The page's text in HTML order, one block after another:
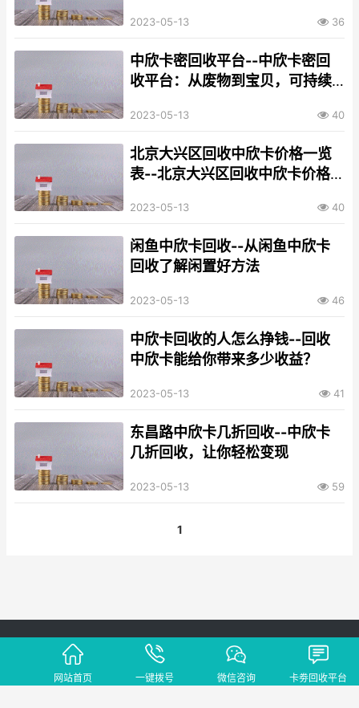
2023-05-13 36
中欣卡密回收平台--中欣卡密回
收平台：从废物到宝贝，可持续
2023-05-13 40
北京大兴区回收中欣卡价格一览
表--北京大兴区回收中欣卡价格
2023-05-13 40
闲鱼中欣卡回收--从闲鱼中欣卡
回收了解闲置好方法
2023-05-13 46
中欣卡回收的人怎么挣钱--回收
中欣卡能给你带来多少收益？
2023-05-13 41
东昌路中欣卡几折回收--中欣卡
几折回收，让你轻松变现
2023-05-13 59
1
Copyright © 2002-2021 卡劵回收平台 版权所有 网站备案号：
蜀ICP备
2021028094号-4
网站首页
一键拨号 微信咨询 卡劵回收平台